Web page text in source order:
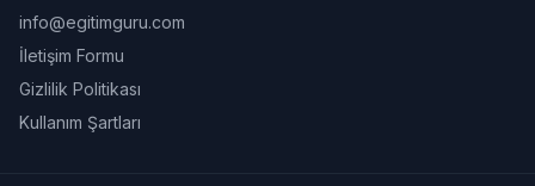
info@egitimguru.com
İletişim Formu
Gizlilik Politikası
Kullanım Şartları